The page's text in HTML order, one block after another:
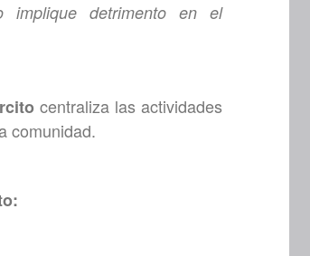
implique detrimento en el
centraliza las actividades
comunidad.